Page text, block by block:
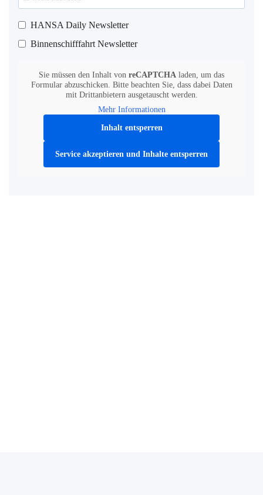
HANSA Daily Newsletter
Binnenschifffahrt Newsletter
Sie müssen den Inhalt von reCAPTCHA laden, um das
Formular abzuschicken. Bitte beachten Sie, dass dabei Daten
mit Drittanbietern ausgetauscht werden.
Mehr Informationen
Inhalt entsperren
Service akzeptieren und Inhalte entsperren